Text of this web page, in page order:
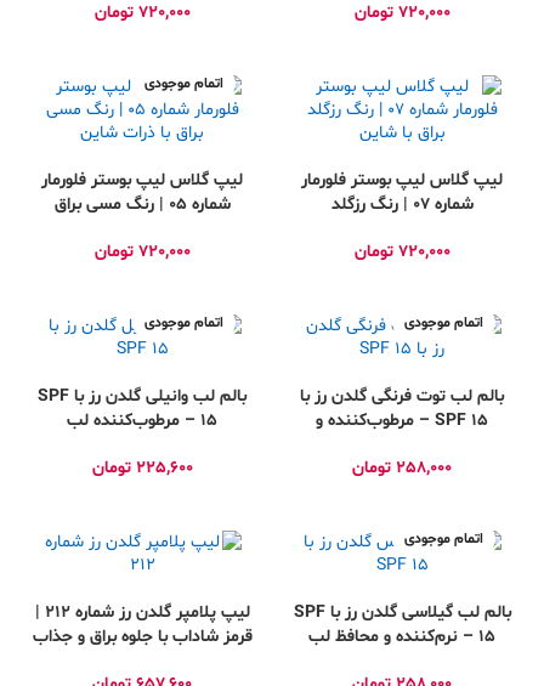
720,000 تومان 720,000 تومان
لیپ گلاس لیپ بوستر فلورمار
شماره 07 | رنگ رز‌گلد
720,000 تومان
اتمام موجودی
لیپ گلاس لیپ بوستر فلورمار
شماره 05 | رنگ مسی براق
720,000 تومان
اتمام موجودی
بالم لب توت فرنگی گلدن رز با
SPF 15 – مرطوب‌کننده و
258,000 تومان
اتمام موجودی
بالم لب وانیلی گلدن رز با SPF
15 – مرطوب‌کننده لب
225,600 تومان
اتمام موجودی
بالم لب گیلاسی گلدن رز با SPF
15 – نرم‌کننده و محافظ لب
لیپ پلامپر گلدن رز شماره ۲۱۲ |
قرمز شاداب با جلوه‌ براق و جذاب